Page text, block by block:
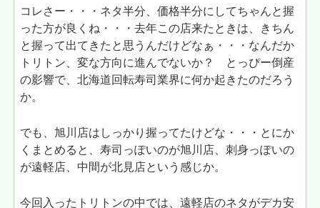
コレさー・・・ネタ半分、価格半分にしてちゃんと握
った方が良くね・・・去年この店来たときは、きちん
と握って出てきたと思うんだけどなぁ・・・なんだか
トリトン、変な方向に進んでないか？ とっぴー倒産
の影響で、北海道回転寿司業界に何か起きたのだろう
か。
でも、旭川店はしっかり握ってたけどな・・・とにか
くまとめると、寿司っぽいのが旭川店、刺身っぽいの
が遠軽店、中間が北見店という感じか。
今回入ったトリトンの中では、遠軽店のネタがデカ安